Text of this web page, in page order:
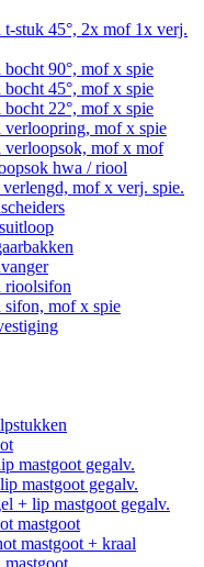
t-stuk 45°, 2x mof 1x verj.
bocht 90°, mof x spie
bocht 45°, mof x spie
bocht 22°, mof x spie
verloopring, mof x spie
verloopsok, mof x mof
hwa / riool
mof x verj. spie.
rioolsifon
sifon, mof x spie
mastgoot gegalv.
mastgoot gegalv.
+ lip mastgoot gegalv.
mastgoot
mastgoot + kraal